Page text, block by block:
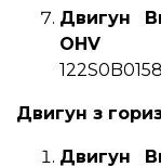
Двигун
OHV S/
Двигун з
Двигун